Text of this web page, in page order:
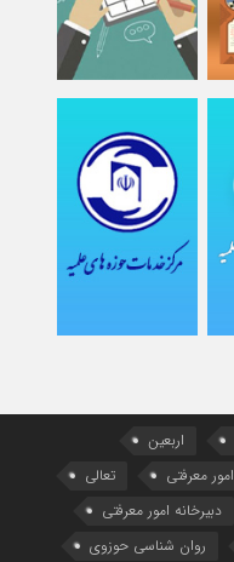
اربعین
امور معرفتی
تعالی
دبیرخانه امور معرفتی
روان شناسی حوزوی